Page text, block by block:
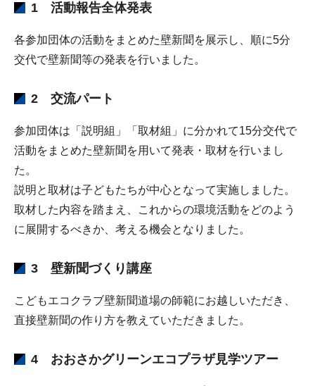
1 活動報告全体発表
各参加団体の活動をまとめた壁新聞を展示し、順に5分
交代で壁新聞等の発表を行いました。
2 交流パート
参加団体は「説明組」「取材組」に分かれて15分交代で
活動をまとめた壁新聞を用いて発表・取材を行いまし
た。
説明と取材は子どもたちが中心となって実施しました。
取材した内容を踏まえ、これからの環境活動をどのよう
に展開するべきか、考える機会となりました。
3 壁新聞づくり講座
こどもエコクラブ壁新聞道場の師範にお越しいただき、
直接壁新聞の作り方を教えていただきました。
4 おおさかグリーンエコプラザ見学ツアー